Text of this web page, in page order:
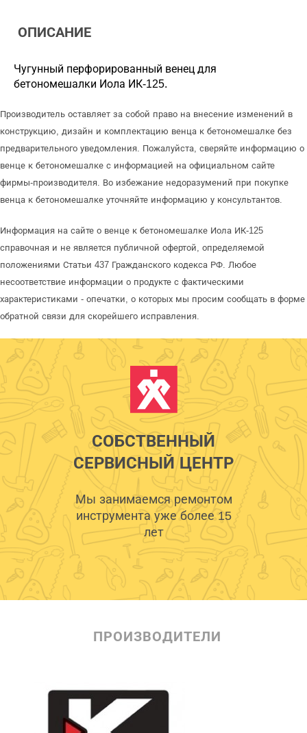
ОПИСАНИЕ
Чугунный перфорированный венец для
бетономешалки Иола ИК-125.
Производитель оставляет за собой право на внесение изменений в
конструкцию, дизайн и комплектацию венца к бетономешалке без
предварительного уведомления. Пожалуйста, сверяйте информацию о
венце к бетономешалке с информацией на официальном сайте
фирмы-производителя. Во избежание недоразумений при покупке
венца к бетономешалке уточняйте информацию у консультантов.
Информация на сайте о венце к бетономешалке Иола ИК-125
справочная и не является публичной офертой, определяемой
положениями Статьи 437 Гражданского кодекса РФ. Любое
несоответствие информации о продукте с фактическими
характеристиками - опечатки, о которых мы просим сообщать в форме
обратной связи для скорейшего исправления.
СОБСТВЕННЫЙ
СЕРВИСНЫЙ ЦЕНТР
Мы занимаемся ремонтом
инструмента уже более 15
лет
ПРОИЗВОДИТЕЛИ